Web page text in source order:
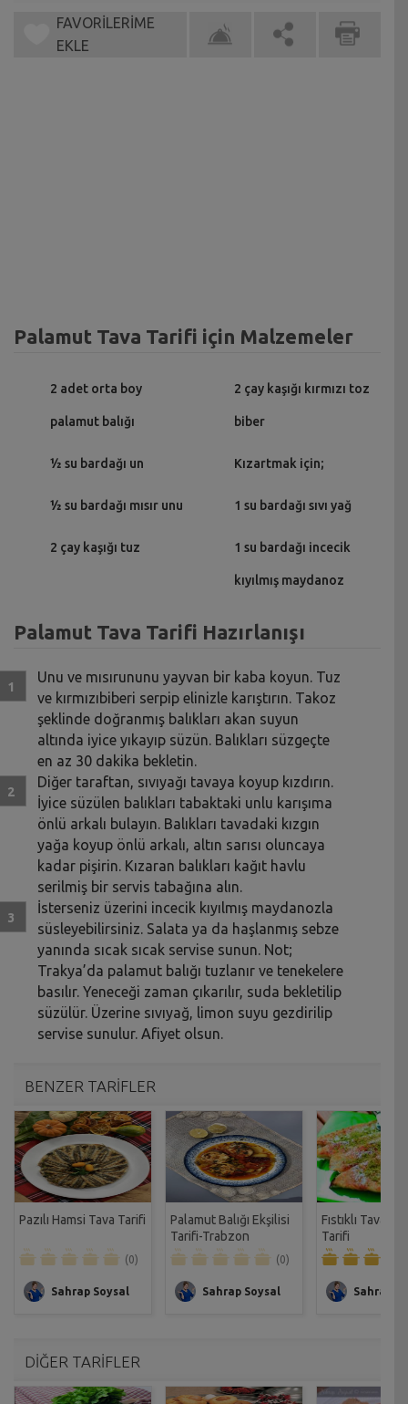
FAVORİLERİME
EKLE
Palamut Tava Tarifi için Malzemeler
2 adet orta boy
palamut balığı
½ su bardağı un
½ su bardağı mısır unu
2 çay kaşığı tuz
2 çay kaşığı kırmızı toz
biber
Kızartmak için;
1 su bardağı sıvı yağ
1 su bardağı incecik
kıyılmış maydanoz
Palamut Tava Tarifi Hazırlanışı
Unu ve mısırununu yayvan bir kaba koyun. Tuz
ve kırmızıbiberi serpip elinizle karıştırın. Takoz
şeklinde doğranmış balıkları akan suyun
altında iyice yıkayıp süzün. Balıkları süzgeçte
en az 30 dakika bekletin.
Diğer taraftan, sıvıyağı tavaya koyup kızdırın.
İyice süzülen balıkları tabaktaki unlu karışıma
önlü arkalı bulayın. Balıkları tavadaki kızgın
yağa koyup önlü arkalı, altın sarısı oluncaya
kadar pişirin. Kızaran balıkları kağıt havlu
serilmiş bir servis tabağına alın.
İsterseniz üzerini incecik kıyılmış maydanozla
süsleyebilirsiniz. Salata ya da haşlanmış sebze
yanında sıcak sıcak servise sunun. Not;
Trakya’da palamut balığı tuzlanır ve tenekelere
basılır. Yeneceği zaman çıkarılır, suda bekletilip
süzülür. Üzerine sıvıyağ, limon suyu gezdirilip
servise sunulur. Afiyet olsun.
BENZER TARİFLER
Pazılı Hamsi Tava Tarifi
(0)
Sahrap Soysal
Palamut Balığı Ekşilisi
Tarifi-Trabzon
(0)
Sahrap Soysal
Fıstıklı Tava
Tarifi
Sahrap
DİĞER TARİFLER